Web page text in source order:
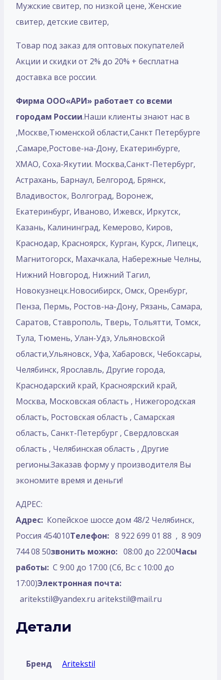
Мужские свитер, по низкой цене, Женские
свитер, детские свитер,
Товар под заказ для оптовых покупателей
Акции и скидки от 2% до 20% + бесплатна
доставка все россии.
Фирма ООО«АРИ» работает со всеми
городам России.Наши клиенты знают нас в
,Москве,Тюменской области,Санкт Петербурге
,Самаре,Ростове-на-Дону, Екатеринбурге,
ХМАО, Соха-Якутии. Москва,Санкт-Петербург,
Астрахань, Барнаул, Белгород, Брянск,
Владивосток, Волгоград, Воронеж,
Екатеринбург, Иваново, Ижевск, Иркутск,
Казань, Калининград, Кемерово, Киров,
Краснодар, Красноярск, Курган, Курск, Липецк,
Магнитогорск, Махачкала, Набережные Челны,
Нижний Новгород, Нижний Тагил,
Новокузнецк.Новосибирск, Омск, Оренбург,
Пенза, Пермь, Ростов-на-Дону, Рязань, Самара,
Саратов, Ставрополь, Тверь, Тольятти, Томск,
Тула, Тюмень, Улан-Удэ, Ульяновской
области,Ульяновск, Уфа, Хабаровск, Чебоксары,
Челябинск, Ярославль, Другие города,
Краснодарский край, Красноярский край,
Москва, Московская область , Нижегородская
область, Ростовская область , Самарская
область, Санкт-Петербург , Свердловская
область , Челябинская область , Другие
регионы.Заказав форму у производителя Вы
экономите время и деньги!
АДРЕС:
Адрес: Копейское шоссе дом 48/2 Челябинск,
Россия 454010Телефон: 8 922 699 01 88 , 8 909
744 08 50звонить можно: 08:00 до 22:00Часы
работы: С 9:00 до 17:00 (Сб, Вс: с 10:00 до
17:00)Электронная почта:
aritekstil@yandex.ru aritekstil@mail.ru
Детали
Бренд Aritekstil